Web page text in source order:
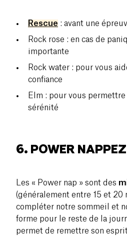
Rescue : avant une
Rock rose : en cas de
importante
Rock water : pour vous
confiance
Elm : pour vous
sérénité
6. POWER NAPPEZ
Les « Power nap » sont des
(généralement entre 15 et 20
compléter notre sommeil et
forme pour le reste de la
permet de remettre son